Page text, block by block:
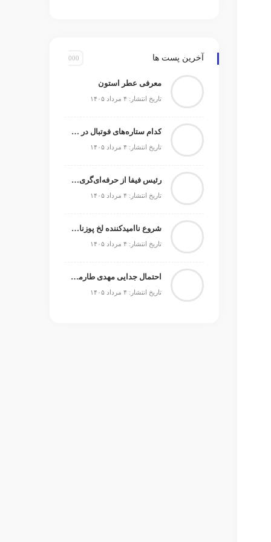
آخرین پست ها
معرفی عطر استون
تاریخ انتشار: ۴ مرداد ۱۴۰۵
کدام ستاره‌های فوتبال در حال حاضر بدون تیم می‌باشند
تاریخ انتشار: ۴ مرداد ۱۴۰۵
رئیس فیفا از حرفه‌ای‌گری آرژانتین در اوج جنجال‌ها تمجید کرد
تاریخ انتشار: ۴ مرداد ۱۴۰۵
شروع ناامیدکننده لخ پوزنان و صیادمنشو در اکستراکلاسا
تاریخ انتشار: ۴ مرداد ۱۴۰۵
احتمال جدایی مهدی طارمی از المپیاکوس مطرح است
تاریخ انتشار: ۴ مرداد ۱۴۰۵